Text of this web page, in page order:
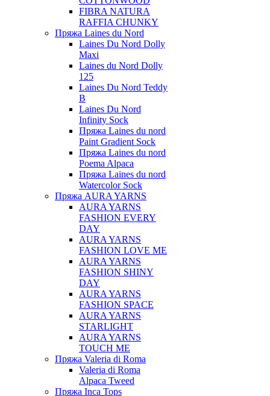
FIBRA NATURA
RAFFIA CHUNKY
Пряжа Laines du Nord
Laines Du Nord Dolly
Maxi
Laines du Nord Dolly
125
Laines Du Nord Teddy
B
Laines Du Nord
Infinity Sock
Пряжа Laines du nord
Paint Gradient Sock
Пряжа Laines du nord
Poema Alpaca
Пряжа Laines du nord
Watercolor Sock
Пряжа AURA YARNS
AURA YARNS
FASHION EVERY
DAY
AURA YARNS
FASHION LOVE ME
AURA YARNS
FASHION SHINY
DAY
AURA YARNS
FASHION SPACE
AURA YARNS
STARLIGHT
AURA YARNS
TOUCH ME
Пряжа Valeria di Roma
Valeria di Roma
Alpaca Tweed
Пряжа Inca Tops